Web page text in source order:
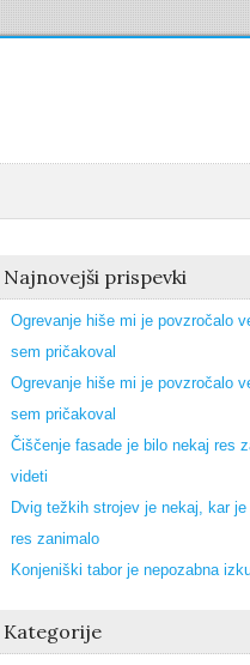
Najnovejši prispevki
Ogrevanje hiše mi je povzročalo
sem pričakoval
Ogrevanje hiše mi je povzročalo
sem pričakoval
Čiščenje fasade je bilo nekaj res
videti
Dvig težkih strojev je nekaj, kar
res zanimalo
Konjeniški tabor je nepozabna
Kategorije